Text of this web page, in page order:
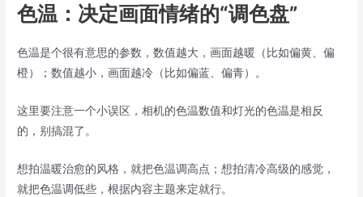
色温：决定画面情绪的“调色盘”
色温是个很有意思的参数，数值越大，画面越暖（比如偏黄、偏
橙）；数值越小，画面越冷（比如偏蓝、偏青）。
这里要注意一个小误区，相机的色温数值和灯光的色温是相反
的，别搞混了。
想拍温暖治愈的风格，就把色温调高点；想拍清冷高级的感觉，
就把色温调低些，根据内容主题来定就行。